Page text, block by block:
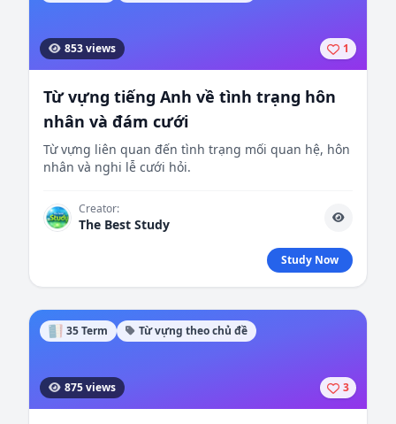
853 views 1
Từ vựng tiếng Anh về tình trạng hôn
nhân và đám cưới
Từ vựng liên quan đến tình trạng mối quan hệ, hôn
nhân và nghi lễ cưới hỏi.
Creator:
The Best Study
Study Now
35 Term Từ vựng theo chủ đề
875 views 3